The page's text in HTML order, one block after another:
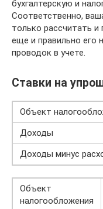
бухгалтерскую и
Соответственно,
только рассчитать
еще и правильно его
проводок в учете.
Ставки на
Объект
Доходы
Доходы минус
Объект
налогообложения